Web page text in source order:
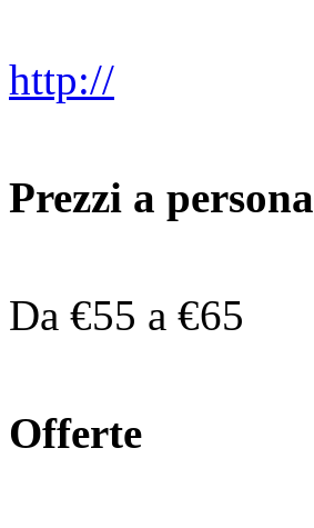
http://
Prezzi a persona
Da €55 a €65
Offerte